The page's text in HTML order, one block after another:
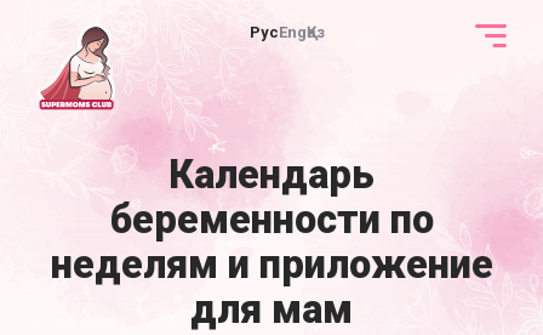
РусEngҚаз
Календарь
беременности по
неделям и приложение
для мам